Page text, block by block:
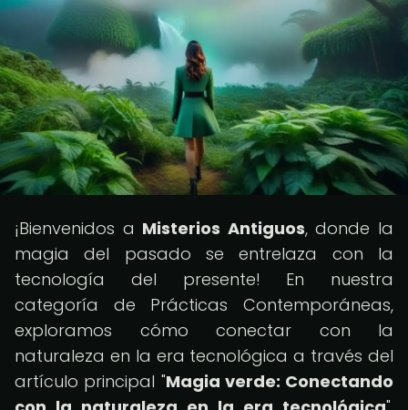
¡Bienvenidos a Misterios Antiguos, donde la
magia del pasado se entrelaza con la
tecnología del presente! En nuestra
categoría de Prácticas Contemporáneas,
exploramos cómo conectar con la
naturaleza en la era tecnológica a través del
artículo principal "Magia verde: Conectando